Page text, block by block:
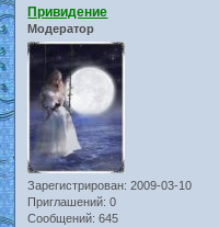
Привидение
Модератор
Зарегистрирован: 2009-03-10
Приглашений: 0
Сообщений: 645